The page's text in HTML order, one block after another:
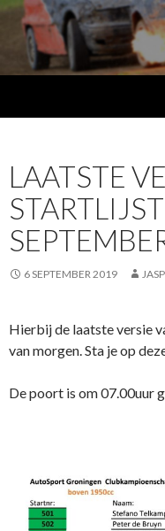
LAATSTE
6 SEPTEMBER 2019
Hierbij de laatste versie
van morgen. Sta je op
De poort is om 07.00uur